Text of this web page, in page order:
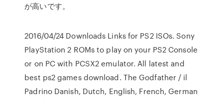
が高いです。
2016/04/24 Downloads Links for PS2 ISOs. Sony
PlayStation 2 ROMs to play on your PS2 Console
or on PC with PCSX2 emulator. All latest and
best ps2 games download. The Godfather / il
Padrino Danish, Dutch, English, French, German